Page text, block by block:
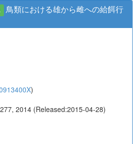
鳥類における雄から雌への給餌行
)
2014 (Released:2015-04-28)